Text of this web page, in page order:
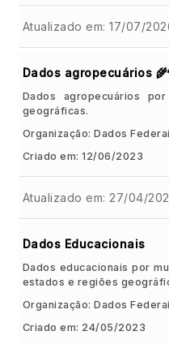
Atualizado em: 17/07/
Dados agropecuários
Dados agropecuários
geográficas.
Organização: Dados
Criado em: 12/06/2023
Atualizado em: 27/04/
Dados Educacionais
Dados educacionais por
estados e regiões
Organização: Dados
Criado em: 24/05/2023